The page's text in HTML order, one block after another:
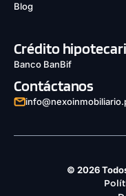
Blog
Crédito
Banco BanBif
Contáctanos
© 2026